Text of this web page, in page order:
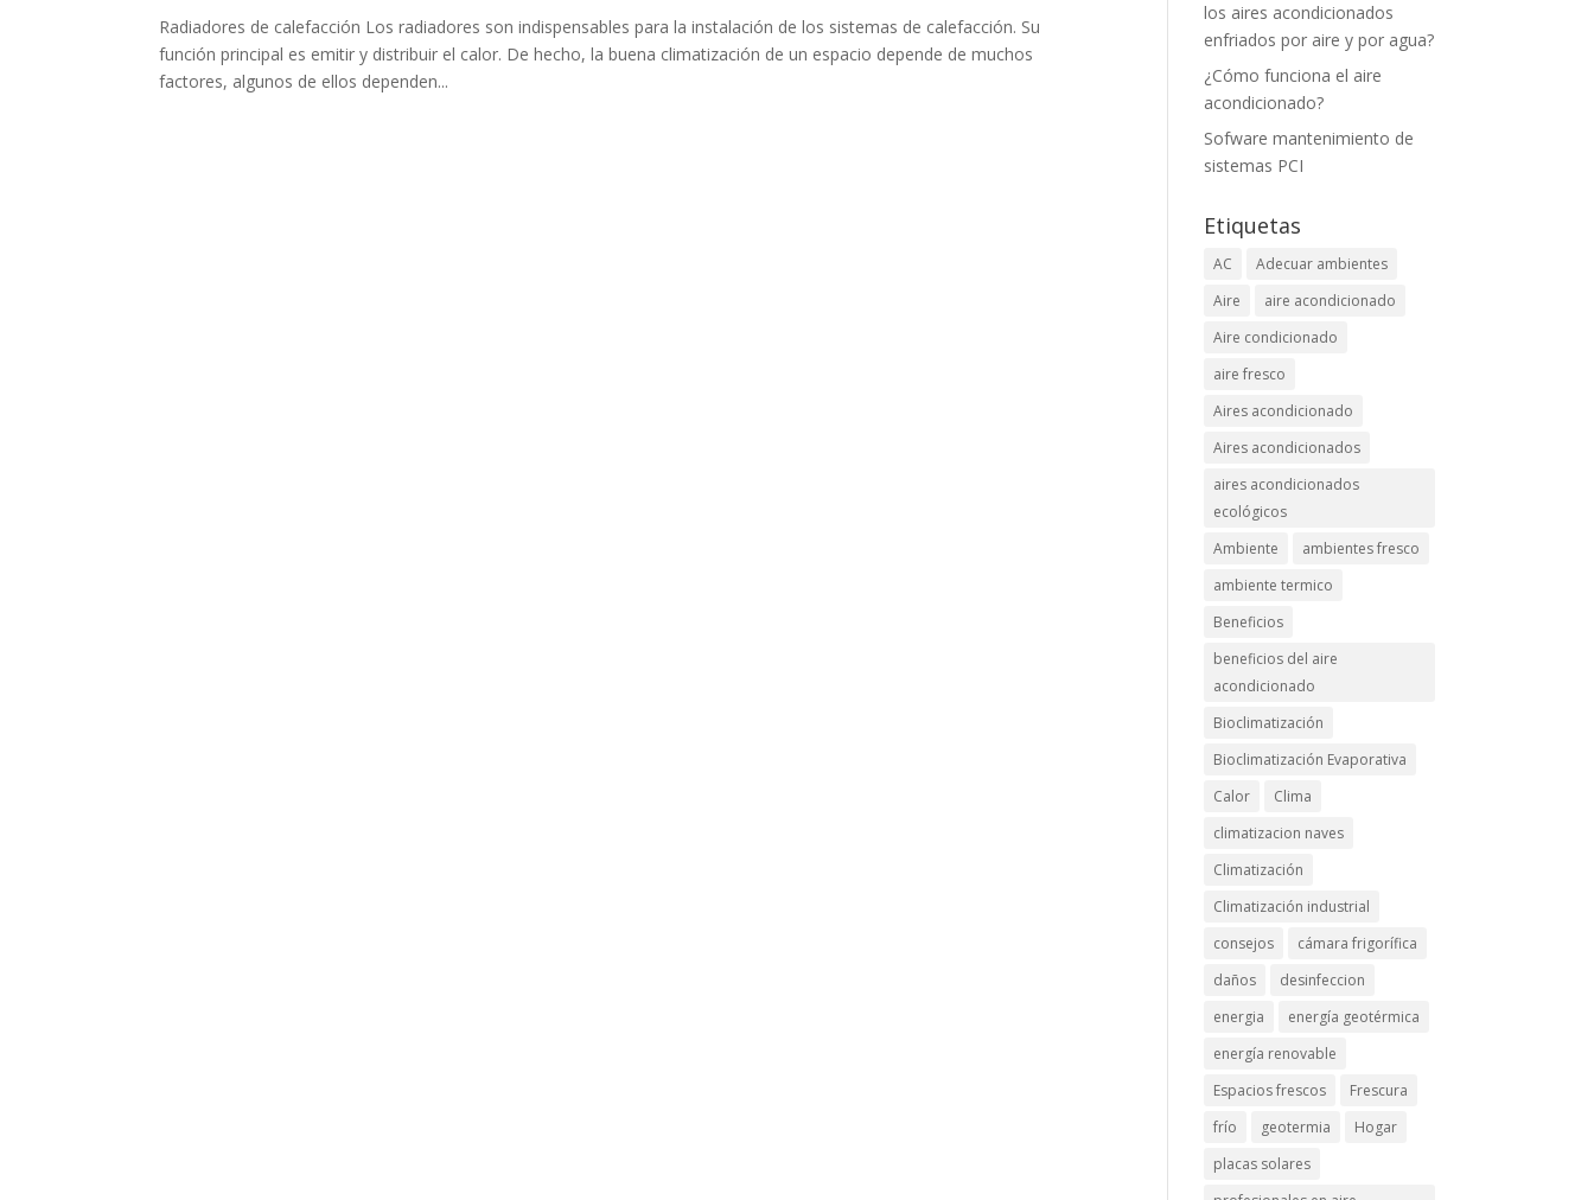
Radiadores de calefacción Los radiadores son indispensables para la instalación de los sistemas de calefacción. Su
función principal es emitir y distribuir el calor. De hecho, la buena climatización de un espacio depende de muchos
factores, algunos de ellos dependen...
los aires acondicionados
enfriados por aire y por agua?
¿Cómo funciona el aire
acondicionado?
Sofware mantenimiento de
sistemas PCI
Etiquetas
AC
Adecuar ambientes
Aire
aire acondicionado
Aire condicionado
aire fresco
Aires acondicionado
Aires acondicionados
aires acondicionados
ecológicos
Ambiente
ambientes fresco
ambiente termico
Beneficios
beneficios del aire
acondicionado
Bioclimatización
Bioclimatización Evaporativa
Calor
Clima
climatizacion naves
Climatización
Climatización industrial
consejos
cámara frigorífica
daños
desinfeccion
energia
energía geotérmica
energía renovable
Espacios frescos
Frescura
frío
geotermia
Hogar
placas solares